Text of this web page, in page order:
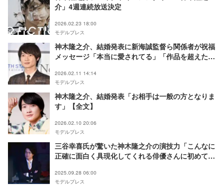
介」4週連続放送決定
2026.02.23 18:00
モデルプレス
神木隆之介、結婚発表に新海誠監督ら関係者が祝福
メッセージ「本当に愛されてる」「作品を超えたコ
2026.02.11 14:14
モデルプレス
神木隆之介、結婚発表「お相手は一般の方となりま
す」【全文】
2026.02.10 20:06
モデルプレス
三谷幸喜氏が驚いた神木隆之介の演技力「こんなに
正確に面白く具現化してくれる俳優さんに初めて会
ンタビュー後編】
2025.09.28 06:00
モデルプレス